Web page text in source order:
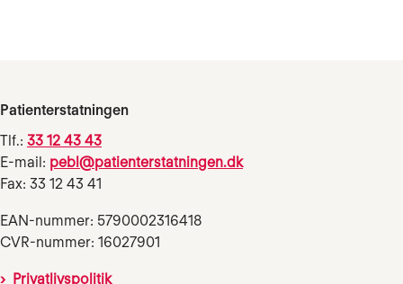
Patienterstatningen
Tlf.: 33 12 43 43
E-mail: pebl@patienterstatningen.dk
Fax: 33 12 43 41
EAN-nummer: 5790002316418
CVR-nummer: 16027901
Privatlivspolitik